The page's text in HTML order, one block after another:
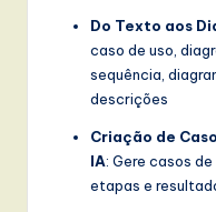
Do Texto aos
caso de uso,
sequência,
descrições
Criação de
IA: Gere casos
etapas e